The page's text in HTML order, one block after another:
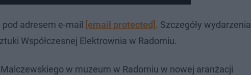
adresem e-mail [email protected] . Szczegóły wydarzenia
Współczesnej Elektrownia w Radomiu.
Malczewskiego w muzeum w Radomiu w nowej aranżacji